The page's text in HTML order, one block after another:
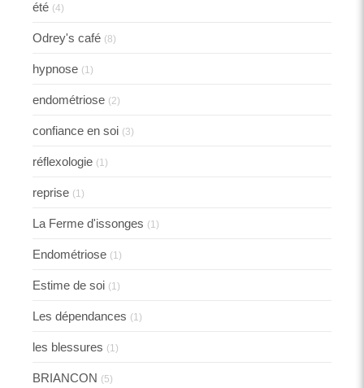
été (4)
Odrey's café (8)
hypnose (1)
endométriose (2)
confiance en soi (3)
réflexologie (1)
reprise (1)
La Ferme d'issonges (1)
Endométriose (1)
Estime de soi (1)
Les dépendances (1)
les blessures (1)
BRIANCON (5)